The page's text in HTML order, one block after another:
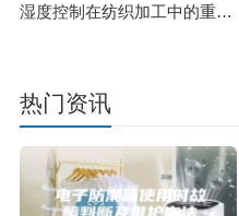
湿度控制在纺织加工中的重要性
热门资讯